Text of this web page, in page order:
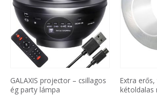
GALAXIS projector – csillagos
ég party lámpa
Extra
kétoldalas